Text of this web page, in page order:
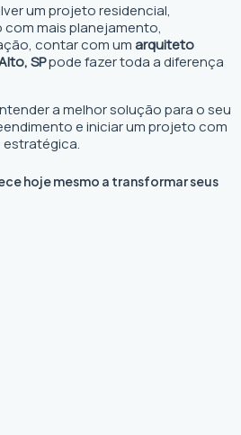
um projeto residencial,
mais planejamento,
contar com umarquiteto
SPpode fazer toda a diferença
a melhor solução para o seu
e iniciar um projeto com
hoje mesmo a transformar seus